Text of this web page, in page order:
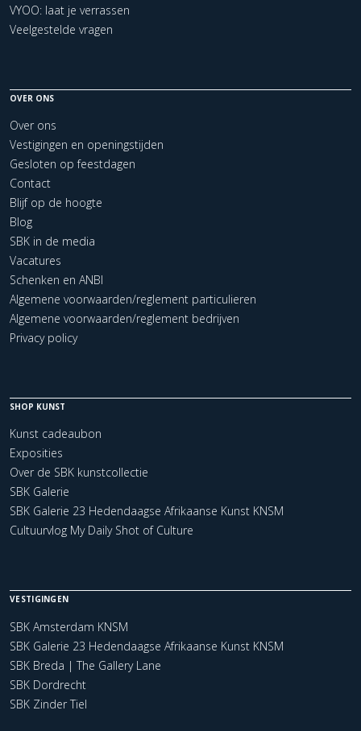
VYOO: laat je verrassen
Veelgestelde vragen
OVER ONS
Over ons
Vestigingen en openingstijden
Gesloten op feestdagen
Contact
Blijf op de hoogte
Blog
SBK in de media
Vacatures
Schenken en ANBI
Algemene voorwaarden/reglement particulieren
Algemene voorwaarden/reglement bedrijven
Privacy policy
SHOP KUNST
Kunst cadeaubon
Exposities
Over de SBK kunstcollectie
SBK Galerie
SBK Galerie 23 Hedendaagse Afrikaanse Kunst KNSM
Cultuurvlog My Daily Shot of Culture
VESTIGINGEN
SBK Amsterdam KNSM
SBK Galerie 23 Hedendaagse Afrikaanse Kunst KNSM
SBK Breda | The Gallery Lane
SBK Dordrecht
SBK Zinder Tiel